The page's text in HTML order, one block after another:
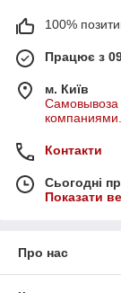
100%
Працює з
м. Київ
Самовывоза
компаниями.
Контакти
Сьогодні
Показати
Про нас